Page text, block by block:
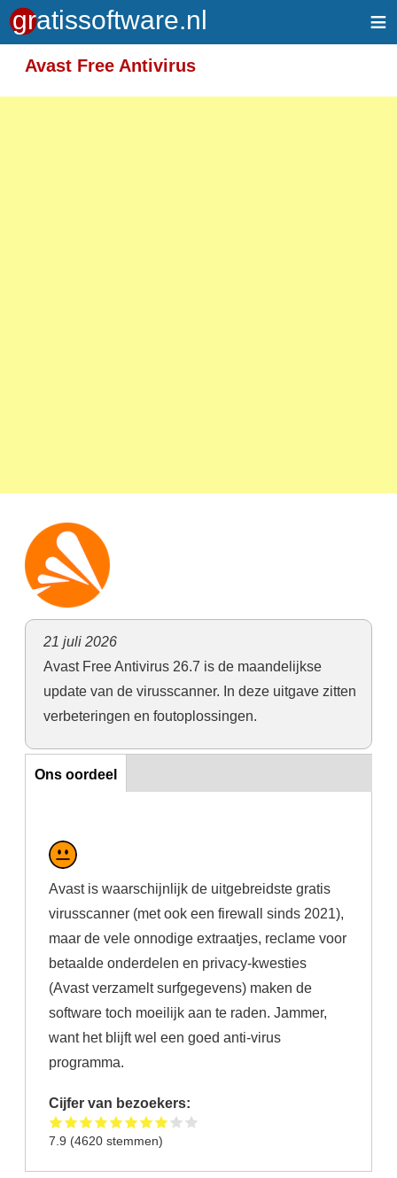
≡
Avast Free Antivirus
21 juli 2026
Avast Free Antivirus 26.7 is de maandelijkse
update van de virusscanner. In deze uitgave zitten
verbeteringen en foutoplossingen.
Ons oordeel
Ons oordeel
Avast is waarschijnlijk de uitgebreidste gratis
virusscanner (met ook een firewall sinds 2021),
maar de vele onnodige extraatjes, reclame voor
betaalde onderdelen en privacy-kwesties
(Avast verzamelt surfgegevens) maken de
software toch moeilijk aan te raden. Jammer,
want het blijft wel een goed anti-virus
programma.
Cijfer van bezoekers:
7.9 (4620 stemmen)